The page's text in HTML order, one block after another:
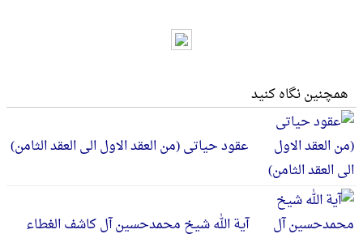
همچنین نگاه کنید
عقود حیاتی (من العقد الاول الی العقد الثامن)
آیة الله شیخ محمدحسین آل کاشف الغطاء